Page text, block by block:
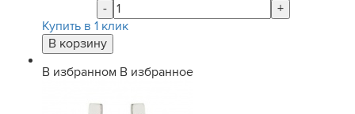
-
+
Купить в 1 клик
В избранном В избранное